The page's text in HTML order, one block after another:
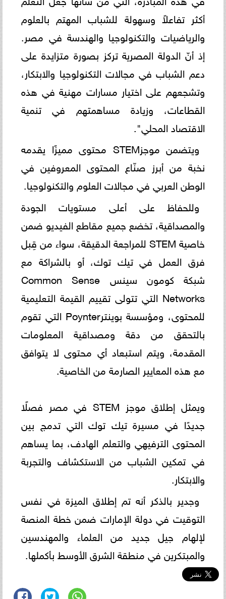
أكثر تفاعلاً وسهولة للشباب المهتم بالعلوم
والرياضيات والتكنولوجيا والهندسة في مصر.
إذ أنّ الدولة المصرية تركز بصورة متزايدة على
دعم الشباب في مجالات التكنولوجيا والابتكار،
وتشجعهم على اختيار مسارات مهنية في هذه
القطاعات، وزيادة مساهمتهم في تنمية
الاقتصاد المحلي".
ويتضمن موجزSTEM محتوى مميزًا يقدمه
نخبة من أبرز صنّاع المحتوى المعروفين في
الوطن العربي في مجالات العلوم والتكنولوجيا.
وللحفاظ على أعلى مستويات الجودة
والمصداقية، تخضع جميع مقاطع الفيديو ضمن
خاصية STEM للمراجعة الدقيقة، سواء من قِبل
فرق العمل في تيك توك، أو بالشراكة مع
شبكة كومون سينس Common Sense
Networks التي تتولى تقييم القيمة التعليمية
للمحتوى، ومؤسسة بوينترPoynter التي تقوم
بالتحقق من دقة ومصداقية المعلومات
المقدمة، ويتم استبعاد أي محتوى لا يتوافق
مع هذه المعايير الصارمة من الخاصية.
ويمثل إطلاق موجز STEM في مصر فصلًا
جديدًا في مسيرة تيك توك التي تدمج بين
المحتوى الترفيهي والتعلم الهادف، بما يساهم
في تمكين الشباب من الاستكشاف والتجربة
والابتكار.
وجدير بالذكر أنه تم إطلاق الميزة في نفس
التوقيت في دولة الإمارات ضمن خطة المنصة
لإلهام جيل جديد من العلماء والمهندسين
والمبتكرين في منطقة الشرق الأوسط بأكملها.